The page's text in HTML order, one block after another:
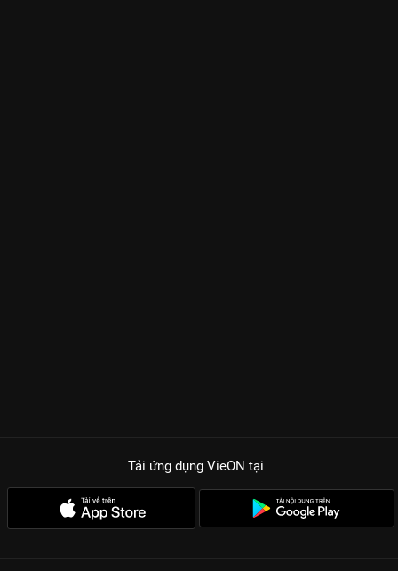
Tải ứng dụng VieON tại